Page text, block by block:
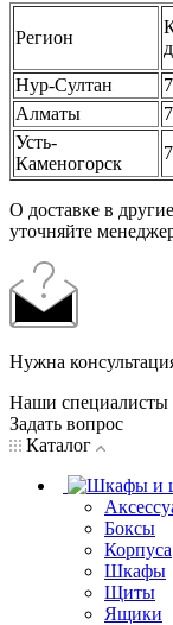
Регион
Нур-Султан
Алматы
Усть-
Каменогорск
О доставке в
уточняйте
Нужна
Наши специалисты
Задать вопрос
Каталог
Боксы
Корпуса
Шкафы
Щиты
Ящики